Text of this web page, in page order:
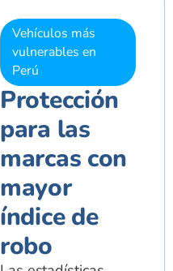
Vehículos más
vulnerables en
Perú
Protección
para las
marcas con
mayor
índice de
robo